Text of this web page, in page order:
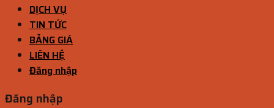
DỊCH VỤ
TIN TỨC
BẢNG GIÁ
LIÊN HỆ
Đăng nhập
Đăng nhập